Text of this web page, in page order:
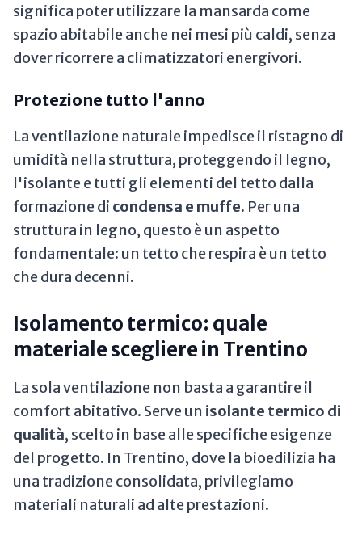
significa poter utilizzare la mansarda come
spazio abitabile anche nei mesi più caldi, senza
dover ricorrere a climatizzatori energivori.
Protezione tutto l'anno
La ventilazione naturale impedisce il ristagno di
umidità nella struttura, proteggendo il legno,
l'isolante e tutti gli elementi del tetto dalla
formazione di condensa e muffe. Per una
struttura in legno, questo è un aspetto
fondamentale: un tetto che respira è un tetto
che dura decenni.
Isolamento termico: quale
materiale scegliere in Trentino
La sola ventilazione non basta a garantire il
comfort abitativo. Serve un isolante termico di
qualità, scelto in base alle specifiche esigenze
del progetto. In Trentino, dove la bioedilizia ha
una tradizione consolidata, privilegiamo
materiali naturali ad alte prestazioni.